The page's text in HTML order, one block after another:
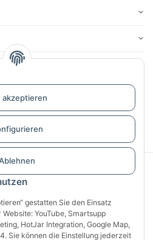
gestatten Sie den Einsatz
YouTube, Smartsupp
HotJar Integration, Google Map,
Sie können die Einstellung jederzeit
akzeptieren
widerrufen